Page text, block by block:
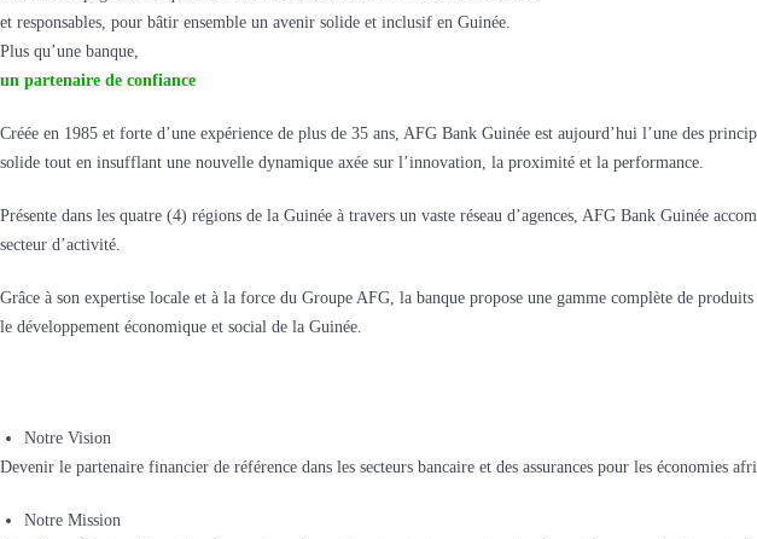
et responsables, pour bâtir ensemble un avenir solide et inclusif en Guinée.
Plus qu’une banque,
un partenaire de confiance
Créée en 1985 et forte d’une expérience de plus de 35 ans, AFG Bank Guinée est aujourd’hui l’une des
solide tout en insufflant une nouvelle dynamique axée sur l’innovation, la proximité et la performance.
Présente dans les quatre (4) régions de la Guinée à travers un vaste réseau d’agences, AFG Bank Guinée
secteur d’activité.
Grâce à son expertise locale et à la force du Groupe AFG, la banque propose une gamme complète de
le développement économique et social de la Guinée.
Notre Vision
Devenir le partenaire financier de référence dans les secteurs bancaire et des assurances pour les économies
Notre Mission